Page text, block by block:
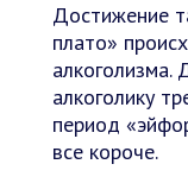
Достижение
плато»
алкоголизма.
алкоголику
период
все короче.